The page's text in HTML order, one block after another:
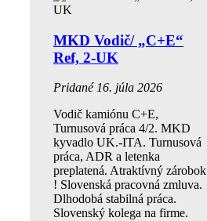
MKD Vodič/ „C+E“
Ref, 2-UK
Pridané 16. júla 2026
Vodič kamiónu C+E,
Turnusová práca 4/2. MKD
kyvadlo UK.-ITA. Turnusová
práca, ADR a letenka
preplatená. Atraktívný zárobok
! Slovenská pracovná zmluva.
Dlhodobá stabilná práca.
Slovenský kolega na firme.